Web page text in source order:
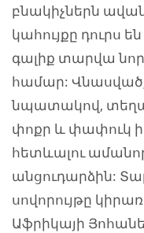
բնակիչներն
կահույքը դուրս
գալիք տարվա նոր
համար:
նպատակով,
փոքր և փափուկ
հետևալու
անցուդարձին:
սովորույթը
Աֆրիկայի